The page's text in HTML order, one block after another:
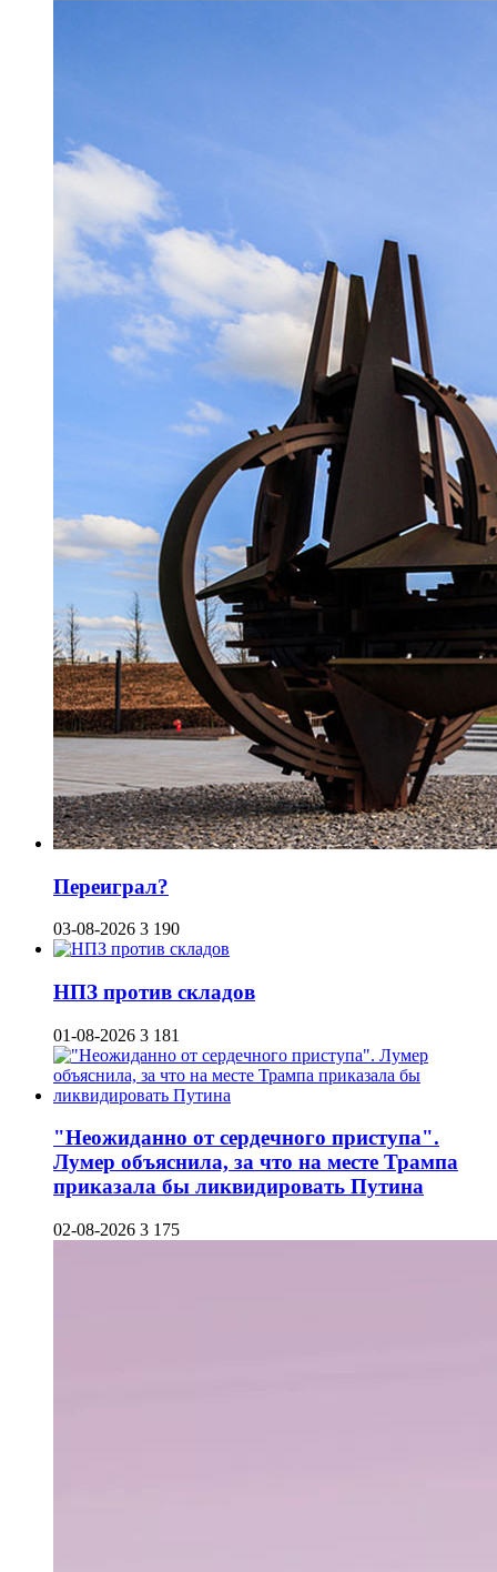
Переиграл?
03-08-2026 3 190
НПЗ против складов
01-08-2026 3 181
"Неожиданно от сердечного приступа".
Лумер объяснила, за что на месте Трампа
приказала бы ликвидировать Путина
02-08-2026 3 175